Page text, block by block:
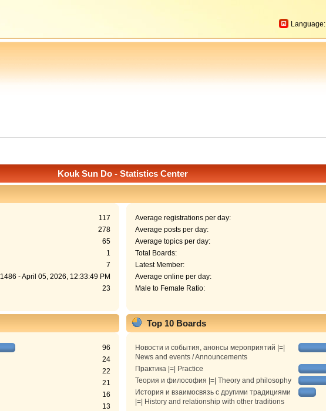
Language:
Kouk Sun Do - Statistics Center
117
278
65
1
7
1486 - April 05, 2026, 12:33:49 PM
23
Average registrations per day:
Average posts per day:
Average topics per day:
Total Boards:
Latest Member:
Average online per day:
Male to Female Ratio:
96
24
22
21
16
13
Top 10 Boards
Новости и события, анонсы мероприятий |=|
News and events / Announcements
Практика |=| Practice
Теория и философия |=| Theory and philosophy
История и взаимосвязь с другими традициями
|=| History and relationship with other traditions